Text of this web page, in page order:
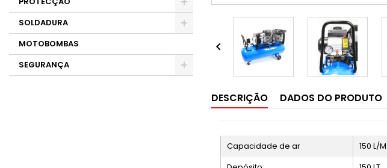
SOLDADURA
MOTOBOMBAS
SEGURANÇA

DESCRIÇÃO DADOS DO PRODUTO
Capacidade de ar
150 L/M